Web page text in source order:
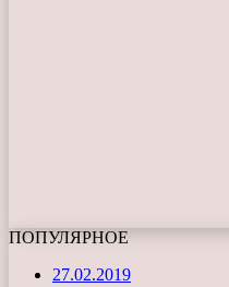
ПОПУЛЯРНОЕ
27.02.2019